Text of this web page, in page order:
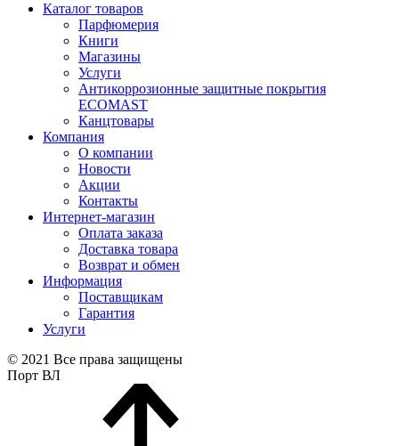
Каталог товаров
Парфюмерия
Книги
Магазины
Услуги
Антикоррозионные защитные покрытия
ECOMAST
Канцтовары
Компания
О компании
Новости
Акции
Контакты
Интернет-магазин
Оплата заказа
Доставка товара
Возврат и обмен
Информация
Поставщикам
Гарантия
Услуги
© 2021 Все права защищены
Порт ВЛ